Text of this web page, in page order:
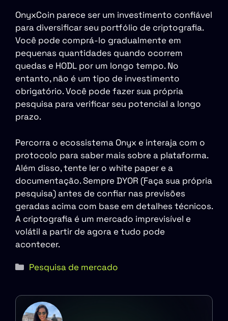
OnyxCoin parece ser um investimento confiável
para diversificar seu portfólio de criptografia.
Você pode comprá-lo gradualmente em
pequenas quantidades quando ocorrem
quedas e HODL por um longo tempo. No
entanto, não é um tipo de investimento
obrigatório. Você pode fazer sua própria
pesquisa para verificar seu potencial a longo
prazo.
Percorra o ecossistema Onyx e interaja com o
protocolo para saber mais sobre a plataforma.
Além disso, tente ler o white paper e a
documentação. Sempre DYOR (Faça sua própria
pesquisa) antes de confiar nas previsões
geradas acima com base em detalhes técnicos.
A criptografia é um mercado imprevisível e
volátil a partir de agora e tudo pode
acontecer.
Categorias
Pesquisa de mercado